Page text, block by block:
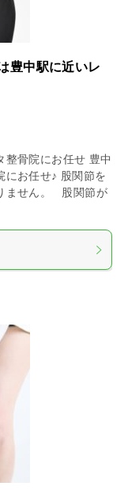
豊中駅に近いレ
整骨院にお任せ 豊中
にお任せ♪ 股関節を
ません。 股関節が